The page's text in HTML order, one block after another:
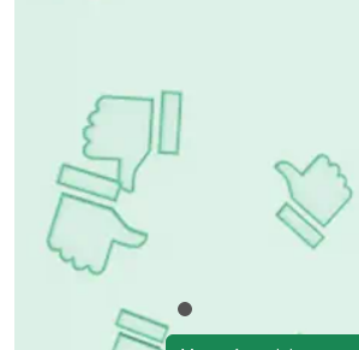
Empaques y Embalajes
Empresas de Limpieza
Energía Solar